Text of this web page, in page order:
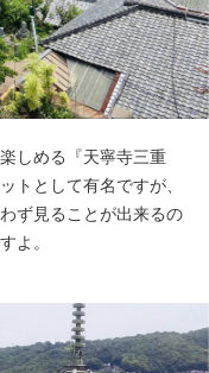
しめる『天寧寺三重
トとして有名ですが、
ず見ることが出来るの
よ。